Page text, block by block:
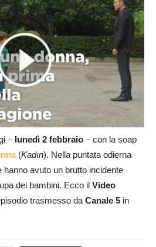
– lunedì 2 febbraio – con la soap
(Kadın). Nella puntata odierna
hanno avuto un brutto incidente
dei bambini. Ecco il Video
trasmesso daCanale 5 in